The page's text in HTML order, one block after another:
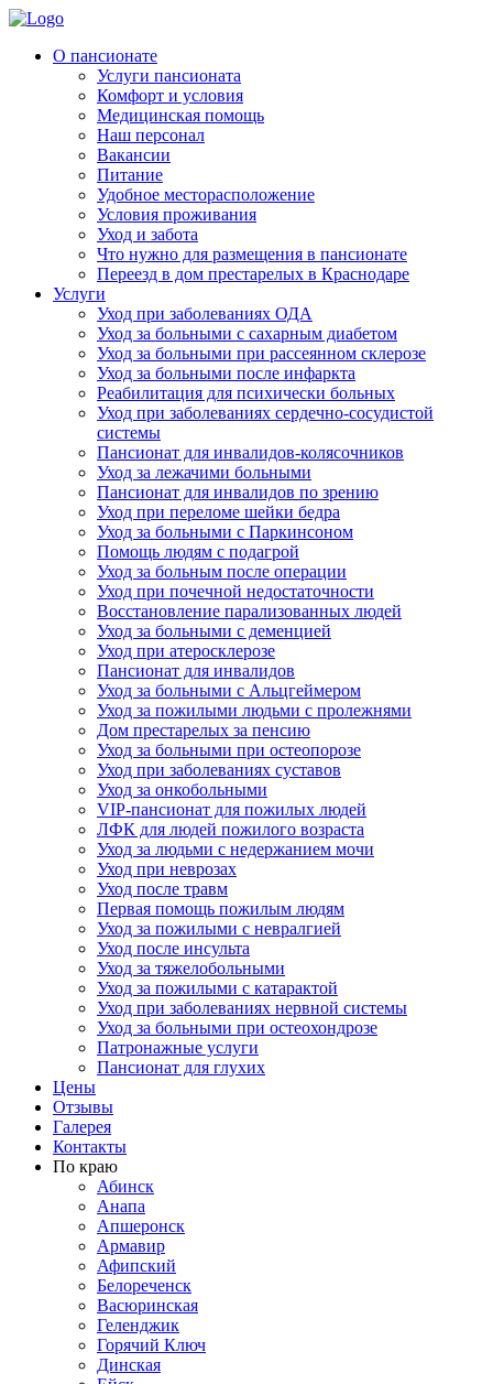
Skip
content
Родительская Усадьба
Пансионат для пожилых людей «Родительская усадьба»
О пансионате
Услуги пансионата
Комфорт и условия
Медицинская помощь
Наш персонал
Вакансии
Питание
Удобное месторасположение
Условия проживания
Уход и забота
Что нужно для размещения в пансионате
Переезд в дом престарелых в Краснодаре
Услуги
Уход при заболеваниях ОДА
Уход за больными с сахарным диабетом
Уход за больными при рассеянном склерозе
Уход за больными после инфаркта
Реабилитация для психически больных
Уход при заболеваниях сердечно-сосудистой
системы
Пансионат для инвалидов-колясочников
Уход за лежачими больными
Пансионат для инвалидов по зрению
Уход при переломе шейки бедра
Уход за больными с Паркинсоном
Помощь людям с подагрой
Уход за больным после операции
Уход при почечной недостаточности
Восстановление парализованных людей
Уход за больными с деменцией
Уход при атеросклерозе
Пансионат для инвалидов
Уход за больными с Альцгеймером
Уход за пожилыми людьми с пролежнями
Дом престарелых за пенсию
Уход за больными при остеопорозе
Уход при заболеваниях суставов
Уход за онкобольными
VIP-пансионат для пожилых людей
ЛФК для людей пожилого возраста
Уход за людьми с недержанием мочи
Уход при неврозах
Уход после травм
Первая помощь пожилым людям
Уход за пожилыми с невралгией
Уход после инсульта
Уход за тяжелобольными
Уход за пожилыми с катарактой
Уход при заболеваниях нервной системы
Уход за больными при остеохондрозе
Патронажные услуги
Пансионат для глухих
Цены
Отзывы
Галерея
Контакты
По краю
Абинск
Анапа
Апшеронск
Армавир
Афипский
Белореченск
Васюринская
Геленджик
Горячий Ключ
Динская